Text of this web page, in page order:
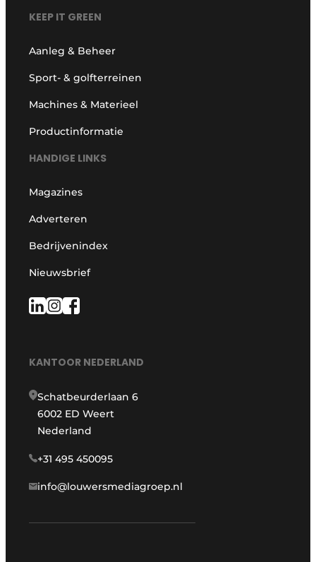
KEEP IT GREEN
Aanleg & Beheer
Sport- & golfterreinen
Machines & Materieel
Productinformatie
HANDIGE LINKS
Magazines
Adverteren
Bedrijvenindex
Nieuwsbrief
KANTOOR NEDERLAND
Schatbeurderlaan 6
6002 ED Weert
Nederland
+31 495 450095
info@louwersmediagroep.nl